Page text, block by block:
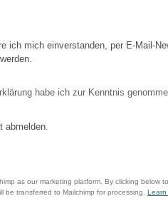
ich mich einverstanden, per E-Mail-
habe ich zur Kenntnis
abmelden.
as our marketing platform. By clicking below
be transferred to Mailchimp for processing. Learn